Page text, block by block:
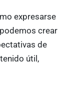
expresarse
crear
de
útil,